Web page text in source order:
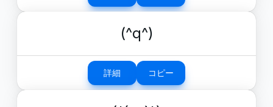
(^q^)
詳細 コピー